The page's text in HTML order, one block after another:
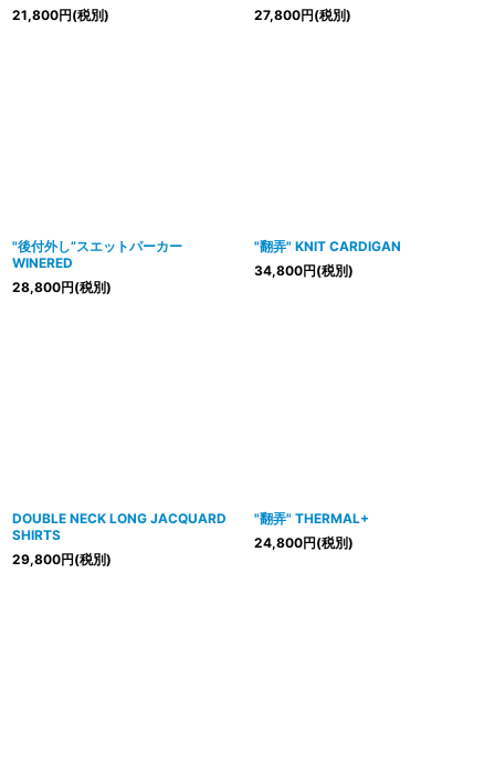
21,800円(税別)
27,800円(税別)
"後付外し”スエットパーカー
WINERED
28,800円(税別)
"翻弄" KNIT CARDIGAN
34,800円(税別)
DOUBLE NECK LONG JACQUARD
SHIRTS
29,800円(税別)
"翻弄" THERMAL+
24,800円(税別)